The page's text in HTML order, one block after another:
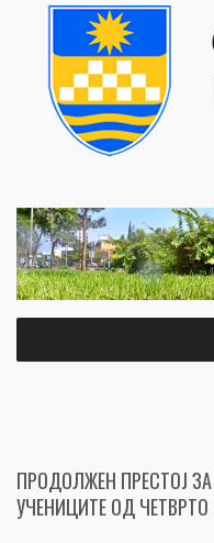
ПРОДОЛЖЕН ПРЕСТОЈ
УЧЕНИЦИТЕ ОД